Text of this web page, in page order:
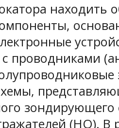
находить
проводниками
(НО). В